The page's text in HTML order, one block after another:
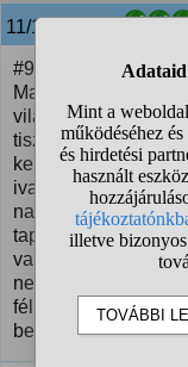
11/11
#9 De. Pontosan
Magyarország tele
világban 20-25 éve
tisztában, szerintük
kell, 8 hónapos kor
ivartalanítani... stb.
tapasztalatokat,
vakítanak. Úgyhogy
ne csak egyet, az
féligazságokat
beszélünk.